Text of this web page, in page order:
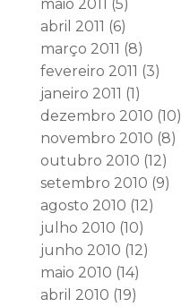
maio 2011
(5)
abril 2011 (6)
março 2011 (8)
fevereiro 2011 (3)
janeiro 2011 (1)
dezembro 2010 (10)
novembro 2010 (8)
outubro 2010 (12)
setembro 2010 (9)
agosto 2010 (12)
julho 2010 (10)
junho 2010 (12)
maio 2010 (14)
abril 2010 (19)